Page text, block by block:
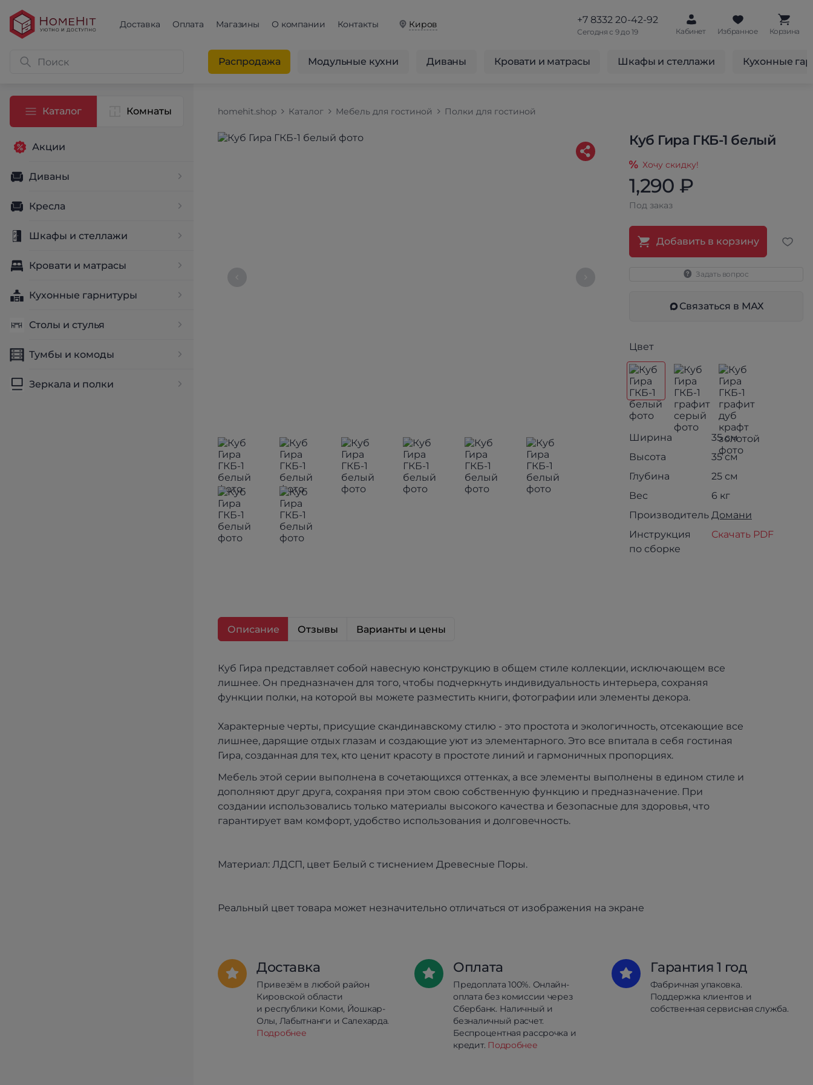
Доставка Оплата Магазины О компании Контакты Киров +7 8332 20-42-92
Сегодня с 9 до 19 Кабинет Избранное Корзина
Распродажа Модульные кухни Диваны Кровати и матрасы Шкафы и стеллажи Кухонные
Каталог Комнаты
Акции
Диваны
Кресла
Шкафы и стеллажи
Кровати и матрасы
Кухонные гарнитуры
Столы и стулья
Тумбы и комоды
Зеркала и полки
homehit.shop Каталог Мебель для гостиной Полки для гостиной
Куб Гира ГКБ-1 белый
Хочу скидку!
1,290 ₽
Под заказ
Добавить в корзину
Задать вопрос
Связаться в МАХ
Цвет
Ширина
35 см
Высота
35 см
Глубина
25 см
Вес
6 кг
Производитель Домани
Инструкция
по сборке
Скачать PDF
Описание Отзывы Варианты и цены
Куб Гира представляет собой навесную конструкцию в общем стиле коллекции, исключающем все
лишнее. Он предназначен для того, чтобы подчеркнуть индивидуальность интерьера, сохраняя
функции полки, на которой вы можете разместить книги, фотографии или элементы декора.
Характерные черты, присущие скандинавскому стилю - это простота и экологичность, отсекающие все
лишнее, дарящие отдых глазам и создающие уют из элементарного. Это все впитала в себя гостиная
Гира, созданная для тех, кто ценит красоту в простоте линий и гармоничных пропорциях.
Мебель этой серии выполнена в сочетающихся оттенках, а все элементы выполнены в едином стиле и
дополняют друг друга, сохраняя при этом свою собственную функцию и предназначение. При
создании использовались только материалы высокого качества и безопасные для здоровья, что
гарантирует вам комфорт, удобство использования и долговечность.
Материал: ЛДСП, цвет Белый с тиснением Древесные Поры.
Реальный цвет товара может незначительно отличаться от изображения на экране
Доставка
Привезём в любой район
Кировской области
и республики Коми, Йошкар-
Олы, Лабытнанги и Салехарда.
Подробнее
Оплата
Предоплата 100%. Онлайн-
оплата без комиссии через
Сбербанк. Наличный и
безналичный расчет.
Беспроцентная рассрочка и
кредит. Подробнее
Гарантия 1 год
Фабричная упаковка.
Поддержка клиентов и
собственная сервисная служба.